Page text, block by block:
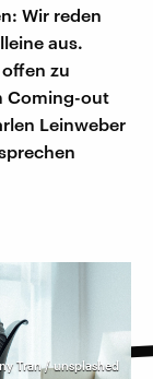
Wir reden
aus.
zu
Coming-out
Leinweber
Tran / unsplashed